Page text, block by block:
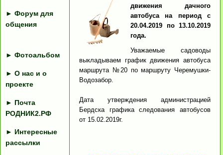
► Форум для
общения
► Фотоальбом
► О нас и о
проекте
► Почта
РОДНИК2.РФ
► Интересные
рассылки
движения дачного
автобуса на период с
20.04.2019 по 13.10.2019
года.
Уважаемые садоводы
выкладываем график движения автобуса
маршрута №20 по маршруту Черемушки-
Водозабор.
Дата утверждения администрацией
Бердска графика следования автобусов
от 15.02.2019г.